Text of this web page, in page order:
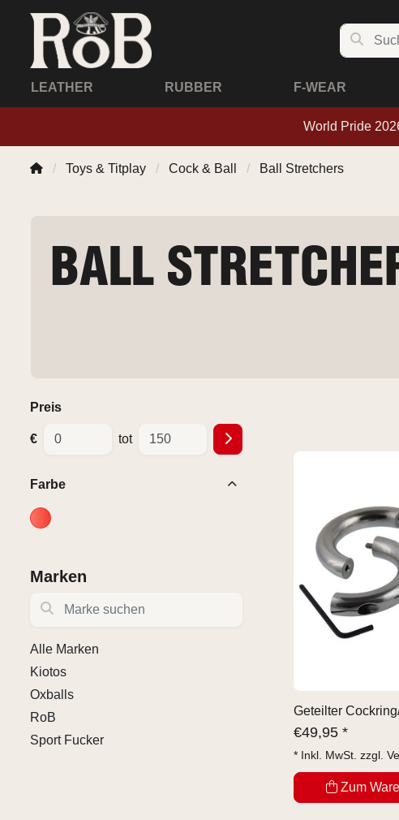
LEATHER RUBBER F-WEAR
World Pride
Toys & Titplay Cock & Ball Ball Stretchers
BALL
Preis
€ tot
Farbe
Marken
Marke suchen
Alle Marken
Kiotos
Oxballs
RoB
Sport Fucker
Geteilter
€49,95 *
* Inkl. MwSt. zzgl.
Zum